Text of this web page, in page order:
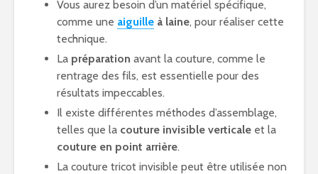
Vous aurez besoin d’un matériel spécifique,
comme une aiguille à laine, pour réaliser cette
technique.
La préparation avant la couture, comme le
rentrage des fils, est essentielle pour des
résultats impeccables.
Il existe différentes méthodes d’assemblage,
telles que la couture invisible verticale et la
couture en point arrière.
La couture tricot invisible peut être utilisée non